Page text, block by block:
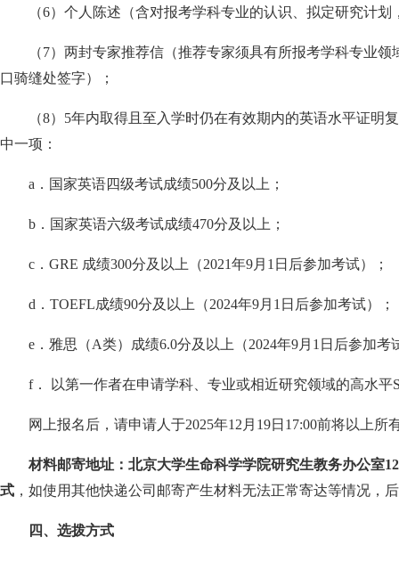
（6）个人陈述（含对报考学科专业的认识、拟定研究计划
（7）两封专家推荐信（推荐专家须具有所报考学科专业
口骑缝处签字）；
（8） 5年内取得且至入学时仍在有效期内的英语水平证明
中一项：
a ．国家英语四级考试成绩500分及以上；
b ．国家英语六级考试成绩470分及以上；
c ． GRE 成绩300分及以上（2021年9月 1 日后参加考试）；
d ． TOEFL成绩90分及以上（2024年9月 1 日后参加考试）；
e ．雅思（A类）成绩6.0分及以上（2024年9月 1 日后参加考
f． 以第一作者在申请学科、专业或相近研究领域的高水平
网上报名后，请申请人于2025年12 月 19日 17:00前将以上所
材料邮寄地址：北京大学生命科学学院研究生教务办公室
式 ，如使用其他快递公司邮寄产生材料无法正常寄达等情况，
四、选拨方式